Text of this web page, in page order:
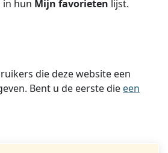
in hun Mijn favorieten lijst.
die deze website een
Bent u de eerste die een